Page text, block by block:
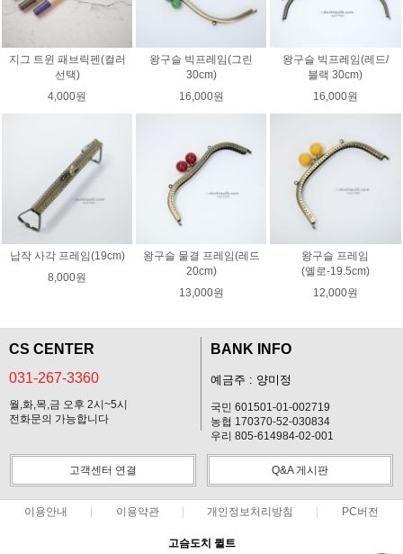
지그 트윈 패브릭펜(컬러
선택)
4,000원
왕구슬 빅프레임(그린
30cm)
16,000원
왕구슬 빅프레임(레드/
블랙 30cm)
16,000원
납작 사각 프레임(19cm)
8,000원
왕구슬 물결 프레임(레드
20cm)
13,000원
왕구슬 프레임
(옐로-19.5cm)
12,000원
CS CENTER
031-267-3360
월,화,목,금 오후 2시~5시
전화문의 가능합니다
BANK INFO
예금주 : 양미정
국민 601501-01-002719
농협 170370-52-030834
우리 805-614984-02-001
고객센터 연결 Q&A 게시판
이용안내 이용약관 개인정보처리방침 PC버전
고슴도치 퀼트